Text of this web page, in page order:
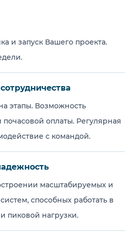
и запуск Вашего проекта.
этапы. Возможность
почасовой оплаты. Регулярная
с командой.
масштабируемых и
способных работать в
пиковой нагрузки.